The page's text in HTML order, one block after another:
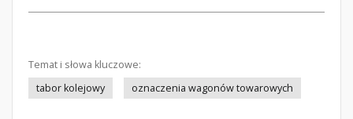
Temat i słowa kluczowe:
tabor kolejowy
oznaczenia wagonów towarowych